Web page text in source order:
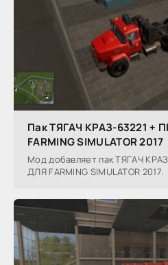
Пак ТЯГАЧ КРАЗ-63221 +
FARMING SIMULATOR 2017
Мод добавляет пак ТЯГАЧ
ДЛЯ FARMING SIMULATOR 2017.